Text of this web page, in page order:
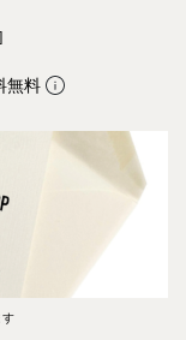
無料
す